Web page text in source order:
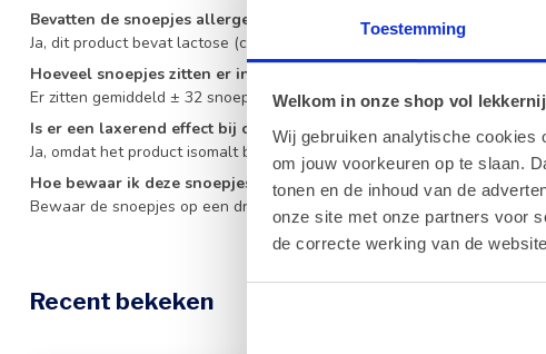
Toestemming
Welkom in onze shop vol
Wij gebruiken analytische cookies
om jouw voorkeuren op te slaan.
tonen en de inhoud van de
onze site met onze partners voor
de correcte werking van de
Bevatten de snoepjes allergenen?
Ja, dit product bevat lactose (crème fraîche). Raadpleeg altijd de
Hoeveel snoepjes zitten er in een verpakking?
Er zitten gemiddeld ± 32 snoepjes in een verpakking van 35 gram.
Is er een laxerend effect bij overmatig gebruik?
Ja, omdat het product isomalt bevat, kan overmatig gebruik een laxerend
Hoe bewaar ik deze snoepjes het beste?
Bewaar de snoepjes op een droge en koele plaats, uit direct zonlicht,
Recent bekeken